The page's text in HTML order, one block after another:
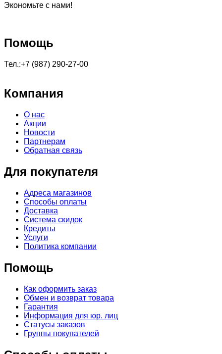
Экономьте с нами!
Помощь
Тел.:+7 (987) 290-27-00
Компания
О нас
Акции
Новости
Партнерам
Обратная связь
Для покупателя
Адреса магазинов
Способы оплаты
Доставка
Система скидок
Кредиты
Услуги
Политика компании
Помощь
Как оформить заказ
Обмен и возврат товара
Гарантия
Информация для юр. лиц
Статусы заказов
Группы покупателей